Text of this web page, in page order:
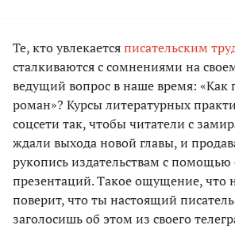
Те, кто увлекаетсяписательским
сталкиваются с сомнениями на
ведущий вопрос в наше время: «Как
роман»? Курсы литературных
соцсети так, чтобы читатели с
ждали выхода новой главы, и
рукопись издательствам с
презентаций. Такое ощущение, что
поверит, что ты настоящий
заголосишь об этом из своего